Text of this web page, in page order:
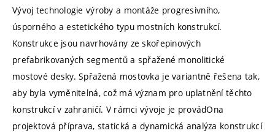
Vývoj technologie výroby a montáže progresivního,
úsporného a estetického typu mostních konstrukcí.
Konstrukce jsou navrhovány ze skořepinových
prefabrikovaných segmentů a spřažené monolitické
mostové desky. Spřažená mostovka je variantně řešena tak,
aby byla vyměnitelná, což má význam pro uplatnění těchto
konstrukcí v zahraničí. V rámci vývoje je provádOna
projektová příprava, statická a dynamická analýza konstrukcí